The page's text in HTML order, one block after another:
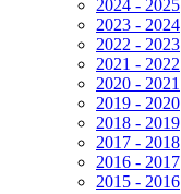
2024 - 2025
2023 - 2024
2022 - 2023
2021 - 2022
2020 - 2021
2019 - 2020
2018 - 2019
2017 - 2018
2016 - 2017
2015 - 2016